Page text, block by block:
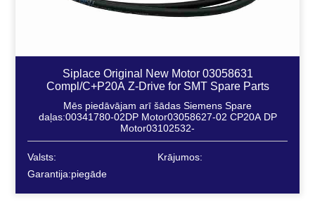
Siplace Original New Motor 03058631
Compl/C+P20A Z-Drive for SMT Spare Parts
Mēs piedāvājam arī šādas Siemens Spare
daļas:00341780-02DP Motor03058627-02 CP20A DP
Motor03102532-
Valsts:
Krājumos:
Garantija:piegāde